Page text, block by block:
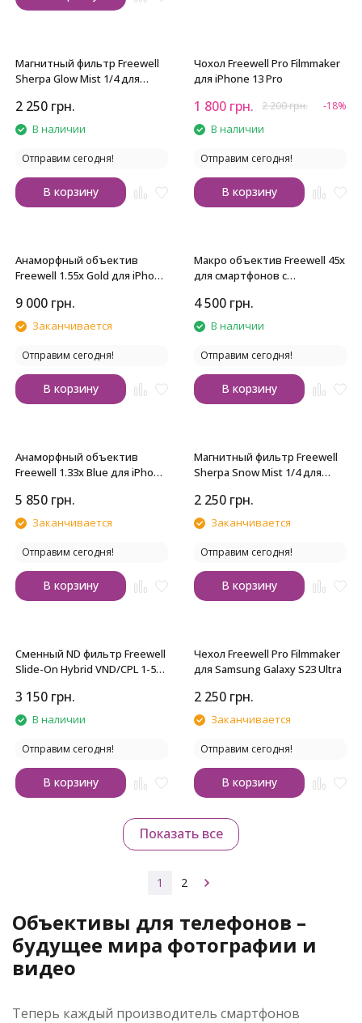
Магнитный фильтр Freewell
Sherpa Glow Mist 1/4 для
2 250 грн.
В наличии
Отправим сегодня!
В корзину
Чохол Freewell Pro Filmmaker
для iPhone 13 Pro
1 800 грн. 2 200грн. -18%
В наличии
Отправим сегодня!
В корзину
Анаморфный объектив
Freewell 1.55x Gold для iPhone
9 000 грн.
Заканчивается
Отправим сегодня!
В корзину
Макро объектив Freewell 45x
для смартфонов с
4 500 грн.
В наличии
Отправим сегодня!
В корзину
Анаморфный объектив
Freewell 1.33x Blue для iPhone
5 850 грн.
Заканчивается
Отправим сегодня!
В корзину
Магнитный фильтр Freewell
Sherpa Snow Mist 1/4 для
2 250 грн.
Заканчивается
Отправим сегодня!
В корзину
Сменный ND фильтр Freewell
Slide-On Hybrid VND/CPL 1-5
объективов Freewell
3 150 грн.
В наличии
Отправим сегодня!
В корзину
Чехол Freewell Pro Filmmaker
для Samsung Galaxy S23 Ultra
2 250 грн.
Заканчивается
Отправим сегодня!
В корзину
Показать все
1 2
Объективы для телефонов –
будущее мира фотографии и
видео
Теперь каждый производитель смартфонов